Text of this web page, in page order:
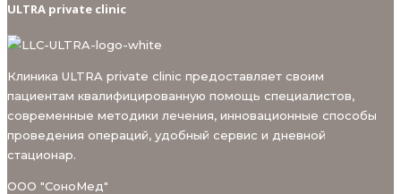
ULTRA private clinic
Клиника ULTRA private clinic предоставляет своим
пациентам квалифицированную помощь специалистов,
современные методики лечения, инновационные способы
проведения операций, удобный сервис и дневной
стационар.
ООО "СоноМед"